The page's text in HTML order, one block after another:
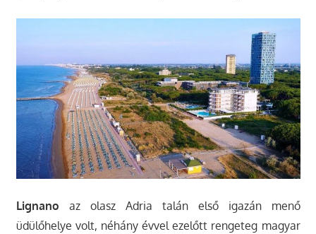
Lignano az olasz Adria talán első igazán menő
üdülőhelye volt, néhány évvel ezelőtt rengeteg magyar